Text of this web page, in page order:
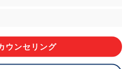
v.co.jp
を提供されるかどうかは任意による
す。
ウンセリング